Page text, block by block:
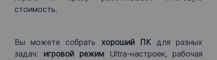
стоимость.
Вы можете собрать хороший ПКдля разных
задач: игровой режим Ultra-настроек, рабочая